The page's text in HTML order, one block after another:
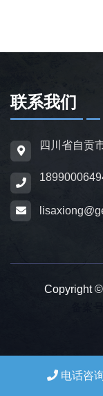
大型雕塑，
龙、翼龙等
场景摆放。
为适配亲子
防滑车轮、
除恐龙相关
动物模型制
物、奇幻神
含静态雕塑
标准与仿真
布置，打
联系我们
四川省自贡
Copyright
电话咨